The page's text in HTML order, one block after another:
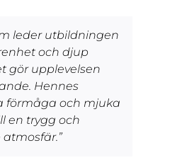
leder utbildningen
och djup
gör upplevelsen
Hennes
förmåga och mjuka
en trygg och